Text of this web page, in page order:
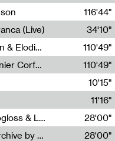
116'44"
(Live)
34'10"
Écouter sans les yeux : Liza Maignan & Elodie Lecat
110'49"
Écouter sans les yeux : Esther Meunier Corfdyr
110'49"
10'15"
11'16"
Radia Show #1111 : Schisma Gulf, Isogloss & Lament For The Old Clock By Harvey Young / Resonance
28'00"
Radia Show #1110 : Freeze, Asian Archive by Avita Maheen / Radio Worm
28'00"